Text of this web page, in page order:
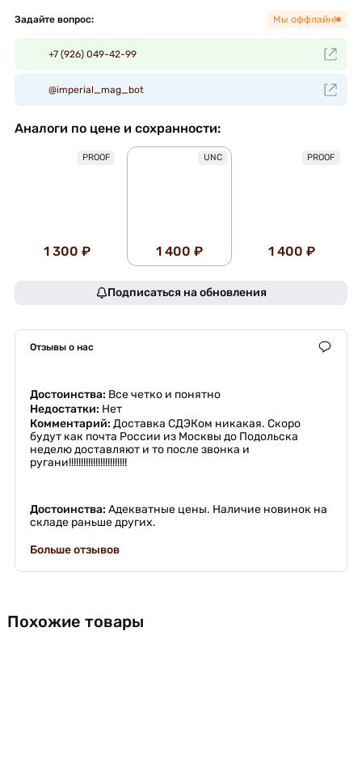
Задайте вопрос: Мы оффлайн!
+7 (926) 049-42-99
@imperial_mag_bot
Аналоги по цене и сохранности:
PROOF
1 300 ₽
UNC
1 400 ₽
PROOF
1 400 ₽
Подписаться на обновления
Отзывы о нас
Достоинства: Все четко и понятно
Недостатки: Нет
Комментарий: Доставка СДЭКом никакая. Скоро
будут как почта России из Москвы до Подольска
неделю доставляют и то после звонка и
ругани!!!!!!!!!!!!!!!!!!!!!!!!
Достоинства: Адекватные цены. Наличие новинок на
складе раньше других.
Больше отзывов
Похожие товары